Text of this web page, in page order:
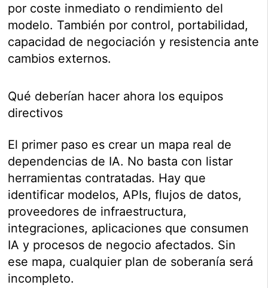
por coste inmediato o rendimiento del
modelo. También por control, portabilidad,
capacidad de negociación y resistencia ante
cambios externos.
Qué deberían hacer ahora los equipos
directivos
El primer paso es crear un mapa real de
dependencias de IA. No basta con listar
herramientas contratadas. Hay que
identificar modelos, APIs, flujos de datos,
proveedores de infraestructura,
integraciones, aplicaciones que consumen
IA y procesos de negocio afectados. Sin
ese mapa, cualquier plan de soberanía será
incompleto.